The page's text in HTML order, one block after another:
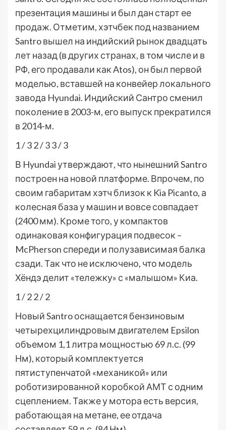
презентация машины и был дан старт ее
продаж. Отметим, хэтчбек под названием
Santro вышел на индийский рынок двадцать
лет назад (в других странах, в том числе и в
РФ, его продавали как Atos), он был первой
моделью, вставшей на конвейер локального
завода Hyundai. Индийский Сантро сменил
поколение в 2003-м, его выпуск прекратился
в 2014-м.
1/ 32/ 33/ 3
В Hyundai утверждают, что нынешний Santro
построен на новой платформе. Впрочем, по
своим габаритам хэтч близок к Kia Picanto, а
колесная база у машин и вовсе совпадает
(2400 мм). Кроме того, у компактов
одинаковая конфигурация подвесок –
McPherson спереди и полузависимая балка
сзади. Так что не исключено, что модель
Хёндэ делит «тележку» с «малышом» Киа.
1/ 22/ 2
Новый Santro оснащается бензиновым
четырехцилиндровым двигателем Epsilon
объемом 1,1 литра мощностью 69 л.с. (99
Нм), который комплектуется
пятиступенчатой «механикой» или
роботизированной коробкой АМТ с одним
сцеплением. Также у мотора есть версия,
работающая на метане, ее отдача